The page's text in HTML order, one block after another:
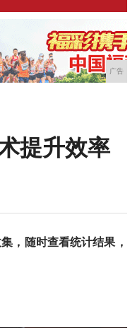
广告
提升效率
，随时查看统计结果，